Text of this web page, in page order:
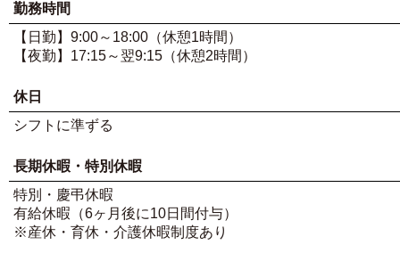
勤務時間
【日勤】9:00～18:00（休憩1時間）
【夜勤】17:15～翌9:15（休憩2時間）
休日
シフトに準ずる
長期休暇・特別休暇
特別・慶弔休暇
有給休暇（6ヶ月後に10日間付与）
※産休・育休・介護休暇制度あり